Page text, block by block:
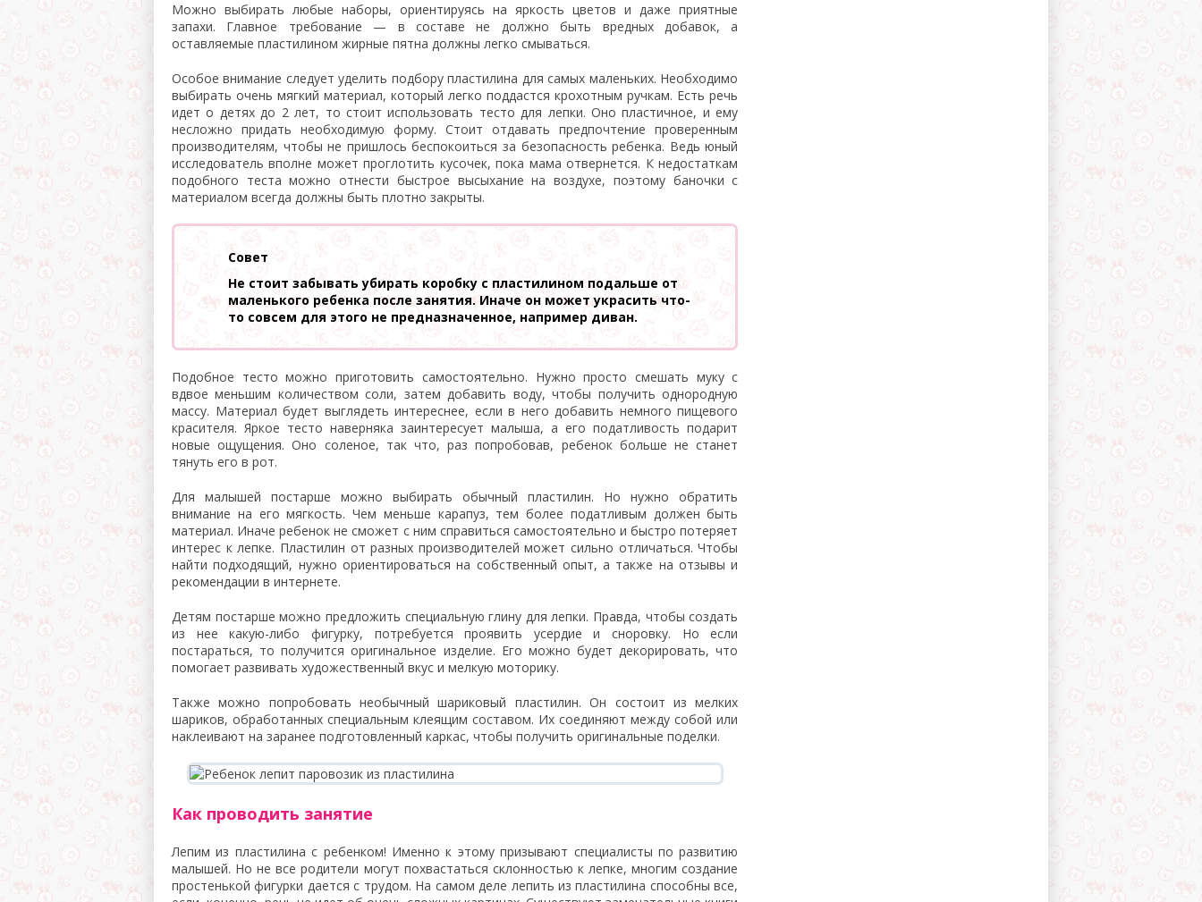
Можно выбирать любые наборы, ориентируясь на яркость цветов и даже приятные
запахи. Главное требование — в составе не должно быть вредных добавок, а
оставляемые пластилином жирные пятна должны легко смываться.
Особое внимание следует уделить подбору пластилина для самых маленьких. Необходимо
выбирать очень мягкий материал, который легко поддастся крохотным ручкам. Есть речь
идет о детях до 2 лет, то стоит использовать тесто для лепки. Оно пластичное, и ему
несложно придать необходимую форму. Стоит отдавать предпочтение проверенным
производителям, чтобы не пришлось беспокоиться за безопасность ребенка. Ведь юный
исследователь вполне может проглотить кусочек, пока мама отвернется. К недостаткам
подобного теста можно отнести быстрое высыхание на воздухе, поэтому баночки с
материалом всегда должны быть плотно закрыты.
Совет
Не стоит забывать убирать коробку с пластилином подальше от
маленького ребенка после занятия. Иначе он может украсить что-
то совсем для этого не предназначенное, например диван.
Подобное тесто можно приготовить самостоятельно. Нужно просто смешать муку с
вдвое меньшим количеством соли, затем добавить воду, чтобы получить однородную
массу. Материал будет выглядеть интереснее, если в него добавить немного пищевого
красителя. Яркое тесто наверняка заинтересует малыша, а его податливость подарит
новые ощущения. Оно соленое, так что, раз попробовав, ребенок больше не станет
тянуть его в рот.
Для малышей постарше можно выбирать обычный пластилин. Но нужно обратить
внимание на его мягкость. Чем меньше карапуз, тем более податливым должен быть
материал. Иначе ребенок не сможет с ним справиться самостоятельно и быстро потеряет
интерес к лепке. Пластилин от разных производителей может сильно отличаться. Чтобы
найти подходящий, нужно ориентироваться на собственный опыт, а также на отзывы и
рекомендации в интернете.
Детям постарше можно предложить специальную глину для лепки. Правда, чтобы создать
из нее какую-либо фигурку, потребуется проявить усердие и сноровку. Но если
постараться, то получится оригинальное изделие. Его можно будет декорировать, что
помогает развивать художественный вкус и мелкую моторику.
Также можно попробовать необычный шариковый пластилин. Он состоит из мелких
шариков, обработанных специальным клеящим составом. Их соединяют между собой или
наклеивают на заранее подготовленный каркас, чтобы получить оригинальные поделки.
Как проводить занятие
Лепим из пластилина с ребенком! Именно к этому призывают специалисты по развитию
малышей. Но не все родители могут похвастаться склонностью к лепке, многим создание
простенькой фигурки дается с трудом. На самом деле лепить из пластилина способны все,